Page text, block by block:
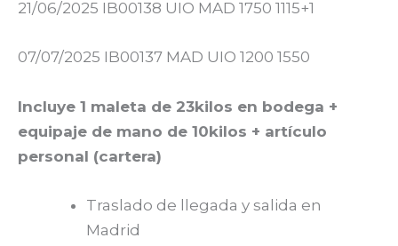
21/06/2025 IB00138 UIO MAD 1750 1115+1
07/07/2025 IB00137 MAD UIO 1200 1550
Incluye 1 maleta de 23kilos en bodega +
equipaje de mano de 10kilos + artículo
personal (cartera)
Traslado de llegada y salida en
Madrid